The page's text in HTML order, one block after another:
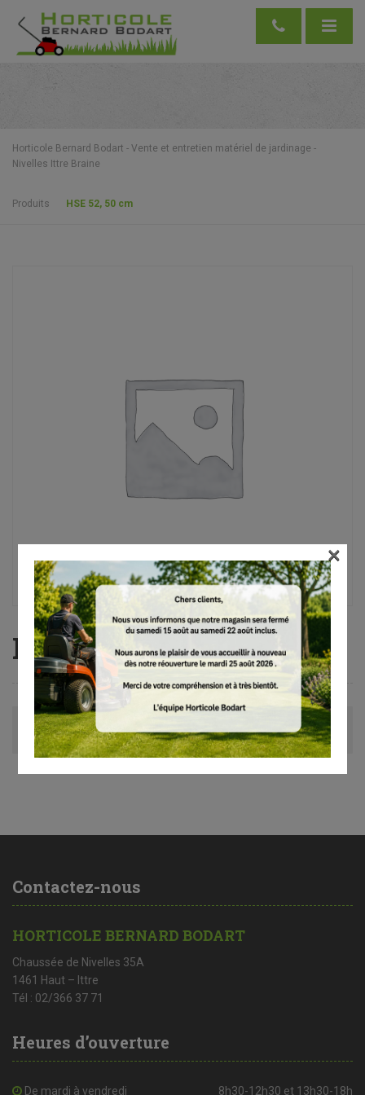
Horticole Bernard Bodart - Vente et entretien matériel de jardinage -
Nivelles Ittre Braine
Produits HSE 52, 50 cm
HSE 52, 50 cm
Avis (0)
Contactez-nous
HORTICOLE BERNARD BODART
Chaussée de Nivelles 35A
1461 Haut – Ittre
Tél : 02/366 37 71
Heures d’ouverture
De mardi à vendredi 8h30-12h30 et 13h30-18h
×